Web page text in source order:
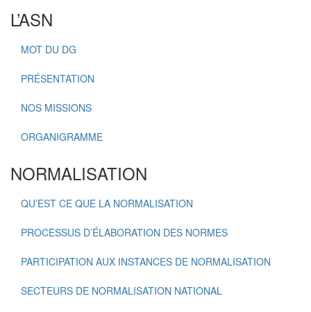
L’ASN
MOT DU DG
PRÉSENTATION
NOS MISSIONS
ORGANIGRAMME
NORMALISATION
QU’EST CE QUE LA NORMALISATION
PROCESSUS D’ÉLABORATION DES NORMES
PARTICIPATION AUX INSTANCES DE NORMALISATION
SECTEURS DE NORMALISATION NATIONAL